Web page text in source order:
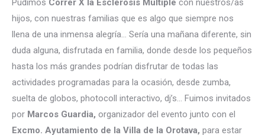
Pudimos Correr X la Esclerosis Múltiple con nuestros/as
hijos, con nuestras familias que es algo que siempre nos
llena de una inmensa alegría… Sería una mañana diferente, sin
duda alguna, disfrutada en familia, donde desde los pequeños
hasta los más grandes podrían disfrutar de todas las
actividades programadas para la ocasión, desde zumba,
suelta de globos, photocoll interactivo, dj’s… Fuimos invitados
por Marcos Guardia, organizador del evento junto con el
Excmo. Ayutamiento de la Villa de la Orotava, para estar